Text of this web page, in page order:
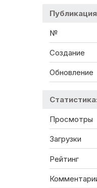
№
Создание
Обновление
Статистика:
Просмотры
Загрузки
Рейтинг